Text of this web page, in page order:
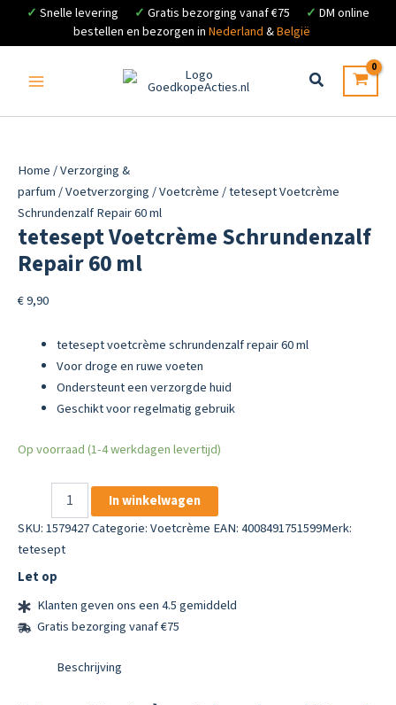
✓ Snelle levering ✓ Gratis bezorging vanaf €75 ✓ DM online
bestellen en bezorgen in Nederland &België
inhoud
Home/Verzorging &
parfum/Voetverzorging/Voetcrème/ tetesept Voetcrème
Schrundenzalf Repair 60 ml
tetesept Voetcrème Schrundenzalf
Repair 60 ml
€9,90
tetesept voetcrème schrundenzalf repair 60 ml
Voor droge en ruwe voeten
Ondersteunt een verzorgde huid
Geschikt voor regelmatig gebruik
Op voorraad (1-4 werkdagen levertijd)
Voetcrème
Schrundenzalf
Repair
ml
aantal
In winkelwagen
SKU:1579427Categorie:Voetcrème EAN: 4008491751599Merk:
tetesept
Let op
Klanten geven ons een 4.5 gemiddeld
Gratis bezorging vanaf €75
Beschrijving